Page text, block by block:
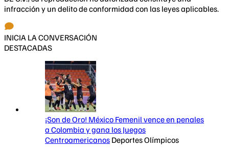
infracción y un delito de conformidad con las leyes aplicables.
INICIA LA CONVERSACIÓN
DESTACADAS
¡Son de Oro! México Femenil vence en penales
a Colombia y gana los Juegos
Centroamericanos Deportes Olímpicos